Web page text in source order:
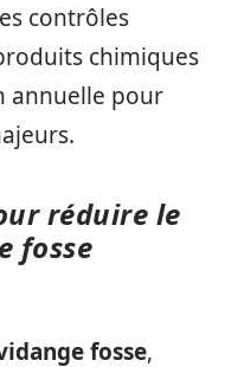
contrôles
chimiques
annuelle pour
réduire le
fosse
fosse,